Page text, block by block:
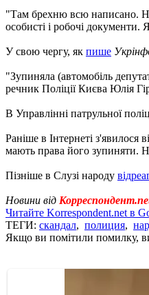
"Там брехню всю написано.
особисті і робочі
У свою чергу, як пише
"Зупиняла (автомобіль
речник Поліції Києва Юлія
В Управлінні патрульної
Раніше в Інтернеті з'явилося
мають права його зупиняти.
Пізніше в Слузі народу
Новини від
Читайте Korrespondent.net в
ТЕГИ: скандал, полиция,
Якщо ви помітили помилку,